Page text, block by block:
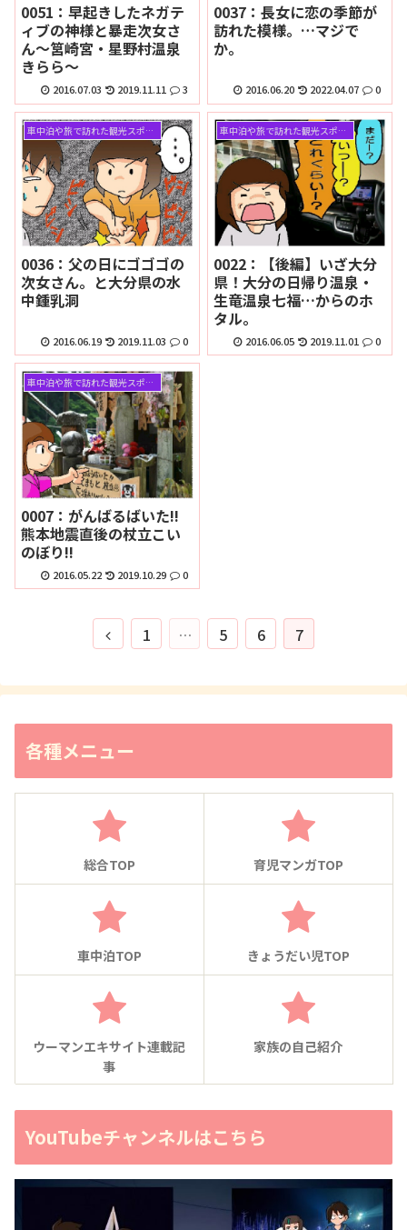
0051：早起きしたネガテ
ィブの神様と暴走次女さ
ん～筥崎宮・星野村温泉
きらら～
2016.07.03 2019.11.11 3
0037：長女に恋の季節が
訪れた模様。…マジで
か。
2016.06.20 2022.04.07 0
車中泊や旅で訪れた観光スポット
0036：父の日にゴゴゴの
次女さん。と大分県の水
中鍾乳洞
2016.06.19 2019.11.03 0
車中泊や旅で訪れた観光スポット
0022：【後編】いざ大分
県！大分の日帰り温泉・
生竜温泉七福…からのホ
タル。
2016.06.05 2019.11.01 0
車中泊や旅で訪れた観光スポット
0007：がんばるばいた!!
熊本地震直後の杖立こい
のぼり!!
2016.05.22 2019.10.29 0
1 … 5 6 7
各種メニュー
総合TOP 育児マンガTOP
車中泊TOP きょうだい児TOP
ウーマンエキサイト連載記
事
家族の自己紹介
YouTubeチャンネルはこちら